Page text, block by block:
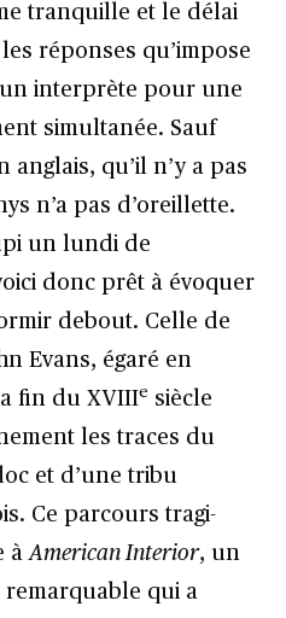
tranquille et le délai
réponses qu’impose
interprète pour une
simultanée. Sauf
qu’il n’y a pas
n’a pas d’oreillette.
un lundi de
donc prêt à évoquer
debout. Celle de
Evans, égaré en
fin du XVIIIe siècle
les traces du
et d’une tribu
Ce parcours tragi-
àAmerican Interior, un
qui a